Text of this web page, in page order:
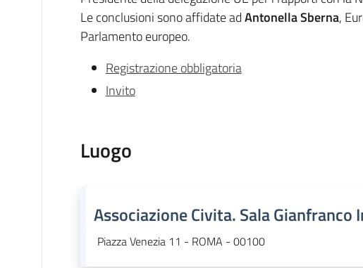
Le conclusioni sono affidate adAntonella Sberna,
Parlamento europeo.
Registrazione obbligatoria
Invito
Luogo
Associazione Civita. Sala Gianfranco
Piazza Venezia 11 - ROMA - 00100